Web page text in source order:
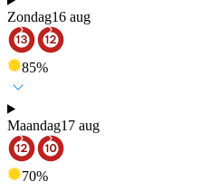
Zondag16 aug
85%
Maandag17 aug
70%